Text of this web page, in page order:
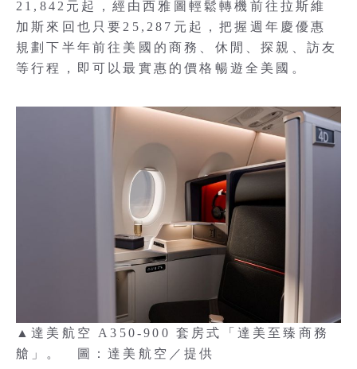
21,842元起，經由西雅圖輕鬆轉機前往拉斯維
加斯來回也只要25,287元起，把握週年慶優惠
規劃下半年前往美國的商務、休閒、探親、訪友
等行程，即可以最實惠的價格暢遊全美國。
▲達美航空 A350-900 套房式「達美至臻商務
艙」。 圖：達美航空／提供